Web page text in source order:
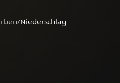
/Niederschlag